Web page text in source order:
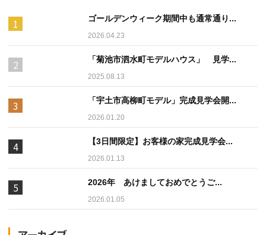
ゴールデンウィーク期間中も通常通り...
2026.04.23
「菊池市泗水町モデルハウス」 見学...
2025.08.13
「宇土市高柳町モデル」完成見学会開...
2026.01.20
【3日間限定】お客様の家完成見学会...
2026.01.13
2026年 あけましておめでとうご...
2026.01.05